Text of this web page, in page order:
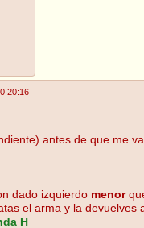
20:16
antes de que me
dado izquierdo menor
el arma y la devuelves
H